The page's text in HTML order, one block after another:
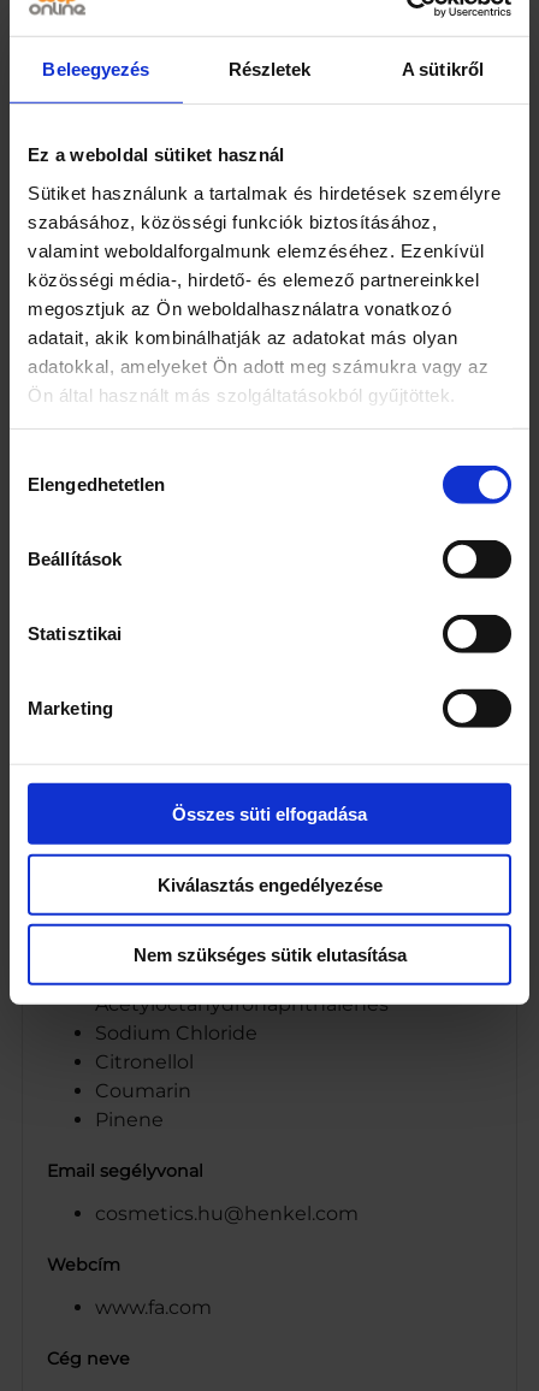
Beleegyezés Részletek A sütikről
Ez a weboldal sütiket használ
Sütiket használunk a tartalmak és hirdetések személyre
szabásához, közösségi funkciók biztosításához,
valamint weboldalforgalmunk elemzéséhez. Ezenkívül
közösségi média-, hirdető- és elemező partnereinkkel
megosztjuk az Ön weboldalhasználatra vonatkozó
adatait, akik kombinálhatják az adatokat más olyan
adatokkal, amelyeket Ön adott meg számukra vagy az
Ön által használt más szolgáltatásokból gyűjtöttek.
kiválasztása
Elengedhetetlen
Beállítások
Statisztikai
Marketing
Összes süti elfogadása
Kiválasztás engedélyezése
Nem szükséges sütik elutasítása
érzékeidet, miközben gyengéd formulája
izzadtság és a kellemetlen testszagok
ellen.
esetén.
Henkel AG & Co. KGaA, D-40191
Düsseldorf, Germany
D-40191 Düsseldorf, Germany
Márka
Fa
Kiszerelés
Egység (szabadon)
Aqua (Water, Eau)
Ceteareth-30
Hydroxyethylcellulose
Linalool
Hexyl Cinnamal
Citrus Aurantium Peel Oil
Limonene
Acetyloctahydronaphthalenes
Sodium Chloride
Citronellol
Coumarin
Pinene
Email segélyvonal
cosmetics.hu@henkel.com
Webcím
www.fa.com
Cég neve